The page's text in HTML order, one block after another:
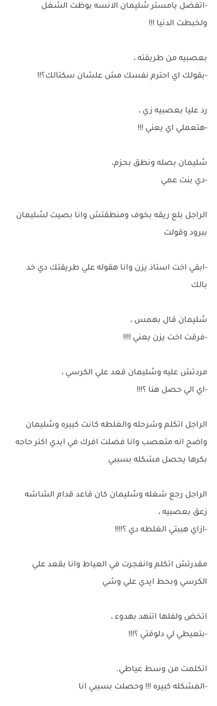
-اتفضل يامستر سُليمان الانسه بوظت الشغل
ولخبطت الدنيا !!!
بعصبيه من طريقته ،
-بقولك اي احترم نفسك مش علشان سكتالك؟!!
رد عليا بعصبيه زي ،
-هتعملي اي يعني !!!
سُليمان بصله ونطق بحزم،
-دي بنت عمي
الراجل بلع ريقه بخوف ومنطقتش وانا بصيت لسُليمان
ببرود وقولت
-ابقي اخت استاذ يزن وانا هقوله علي طريقتك دي خد
بالك
سُليمان قال بهمس ،
-فرقت اخت يزن يعني !!!!
مردتش عليه وسُليمان قعد علي الكرسي ،
-اي الي حصل هنا ؟!!!
الراجل اتكلم وشرحله والغلطه كانت كبيره وسُليمان
واضح انه متعصب وانا فضلت افرك في ايدي اكتر حاجه
بكرها يحصل مشكله بسببي
الراجل رجع شغله وسُليمان كان قاعد قدام الشاشه
زعق بعصبيه ،
-ازاي هببتي الغلطه دي ؟!!!!
مقدرتش اتكلم وانفجرت في العياط وانا بقعد علي
الكرسي وبحط ايدي علي وشي
اتخض ولفلها اتنهد بهدوء ،
-بتعيطي لي دلوقتي ؟!!!
اتكلمت من وسط عياطي.
-المشكله كبيره !!! وحصلت بسببي انا